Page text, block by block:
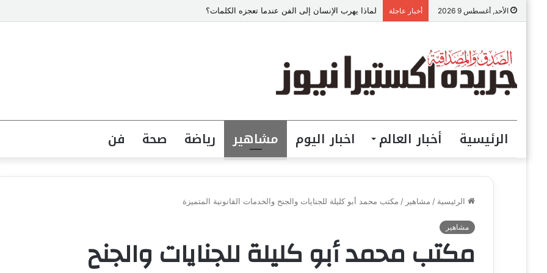
الأحد, أغسطس 9 2026 أخبار عاجلة لماذا يهرب الإنسان إلى الفن عندما تعجزه الكلمات؟
الرئيسية أخبار العالم اخبار اليوم مشاهير رياضة صحة فن
الرئيسية / مشاهير / مكتب محمد أبو كليلة للجنايات والجنح والخدمات القانونية المتميزة
مشاهير
مكتب محمد أبو كليلة للجنايات والجنح